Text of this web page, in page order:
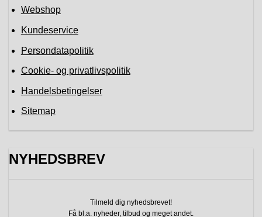
Webshop
Kundeservice
Persondatapolitik
Cookie- og privatlivspolitik
Handelsbetingelser
Sitemap
NYHEDSBREV
Tilmeld dig nyhedsbrevet!
Få bl.a. nyheder, tilbud og meget andet.